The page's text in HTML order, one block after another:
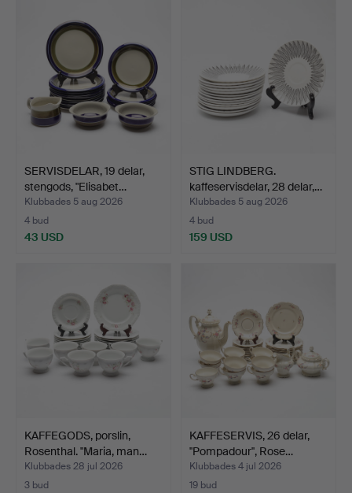
SERVISDELAR, 19 delar,
stengods, "Elisabet…
Klubbades 5 aug 2026
4 bud
43 USD
STIG LINDBERG.
kaffeservisdelar, 28 delar,…
Klubbades 5 aug 2026
4 bud
159 USD
KAFFEGODS, porslin,
Rosenthal. "Maria, man…
Klubbades 28 jul 2026
3 bud
KAFFESERVIS, 26 delar,
''Pompadour'', Rose…
Klubbades 4 jul 2026
19 bud